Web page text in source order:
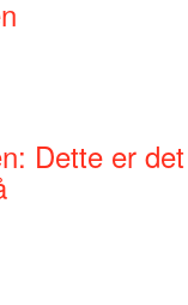
Dette er det